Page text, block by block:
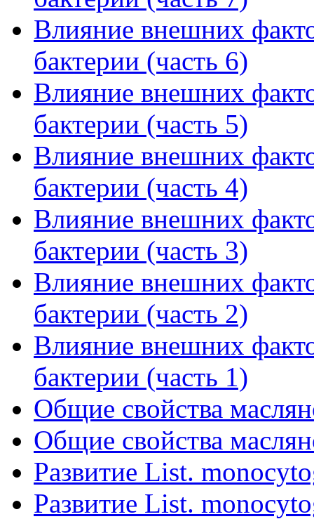
Влияние внешних
бактерии (часть 6)
Влияние внешних
бактерии (часть 5)
Влияние внешних
бактерии (часть 4)
Влияние внешних
бактерии (часть 3)
Влияние внешних
бактерии (часть 2)
Влияние внешних
бактерии (часть 1)
Общие свойства
Общие свойства
Развитие List.
Развитие List.